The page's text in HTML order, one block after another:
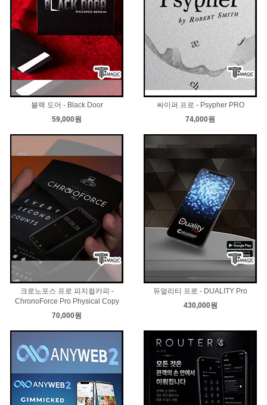
블랙 도어 - Black Door
59,000원
싸이퍼 프로 - Psypher PRO
74,000원
크로노포스 프로 피지컬카피 -
ChronoForce Pro Physical Copy
70,000원
듀얼리티 프로 - DUALITY Pro
430,000원